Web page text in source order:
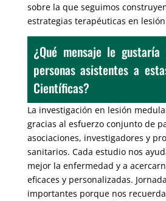
sobre la que seguimos
estrategias terapéuticas en
¿Qué mensaje le
personas asistentes a
Científicas?
La investigación en lesión
gracias al esfuerzo conjunto de
asociaciones, investigadores y
sanitarios. Cada estudio nos
mejor la enfermedad y a
eficaces y personalizadas.
importantes porque nos